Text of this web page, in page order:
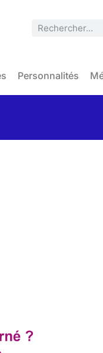
Personnalités